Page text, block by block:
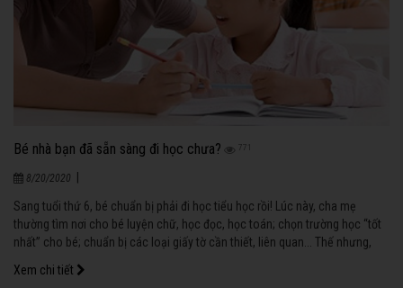
Bé nhà bạn đã sẵn sàng đi học chưa? 771
8/20/2020
Sang tuổi thứ 6, bé chuẩn bị phải đi học tiểu học rồi! Lúc này, cha mẹ
thường tìm nơi cho bé luyện chữ, học đọc, học toán; chọn trường học “tốt
nhất” cho bé; chuẩn bị các loại giấy tờ cần thiết, liên quan... Thế nhưng,
việc cần quan tâm nhất lúc này là: Bé đã sẵn sàng đi học chưa? Mức độ
“chín muồi” của bé đạt đến đâu?...
Xem chi tiết